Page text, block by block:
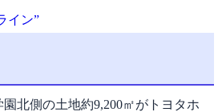
イン”
北側の土地約9,200㎡がトヨタホ